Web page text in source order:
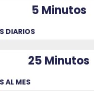
5 Minutos
DIARIOS
25 Minutos
AL MES